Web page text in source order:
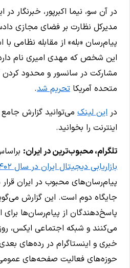
در آن سو، نیما اکبرپور، خبرنگار
مدیرکل نظارت بر فضای مجازی
پیام‌رسان «بله» از مقابله نظامی
مشارکت در سانسور و محدود کردن
متحده آمریکا تحریم شد.
در این لینکمی‌توانید گزارش جامع
اینترنت را بخوانید.
تلگرام، محبوب‌ترین در ایران:
بازاریابی دیجیتال ایران در سال ۱۴۰۲
پیام‌رسان‌های محبوب در ایران قرار
پاسخ‌دهندگان از پیام‌رسان‌ها برای
می‌کنند و شبکه‌ اجتماعی ایکس،
خبری و اینستاگرام در رده‌‌های
حوزه‌های فعالیت صفحه‌های عمومی